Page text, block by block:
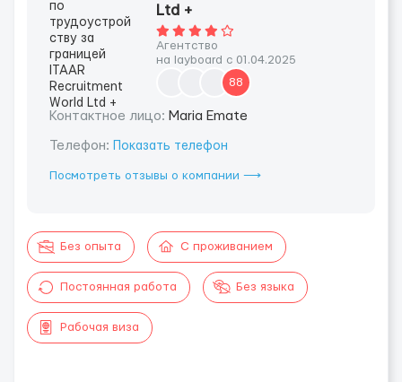
Ltd +
Агентство
на layboard с 01.04.2025
88
Контактное лицо: Maria Emate
Телефон: Показать телефон
Посмотреть отзывы о компании ⟶
Без опыта С проживанием
Постоянная работа Без языка
Рабочая виза